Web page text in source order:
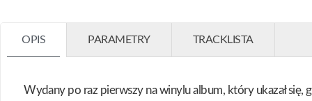
OPIS PARAMETRY TRACKLISTA
Wydany po raz pierwszy na winylu album, który ukazał się,